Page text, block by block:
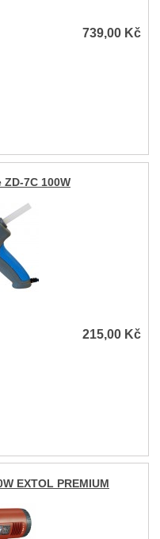
739,00 Kč
7C 100W
215,00 Kč
EXTOL PREMIUM